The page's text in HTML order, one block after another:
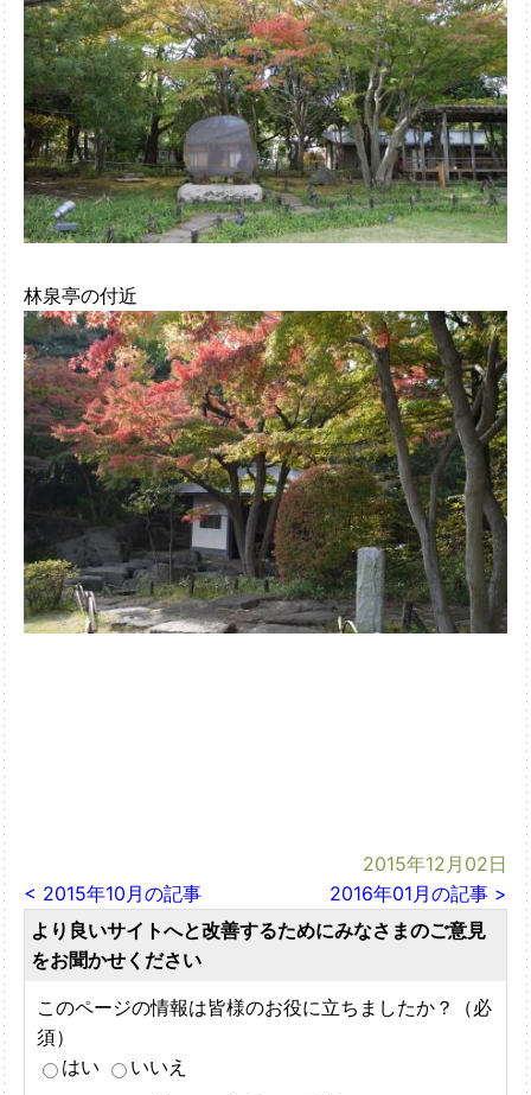
林泉亭の付近
2015年12月02日
< 2015年10月の記事
2016年01月の記事 >
より良いサイトへと改善するためにみなさまのご意見
をお聞かせください
このページの情報は皆様のお役に立ちましたか？（必
須）
はい
いいえ